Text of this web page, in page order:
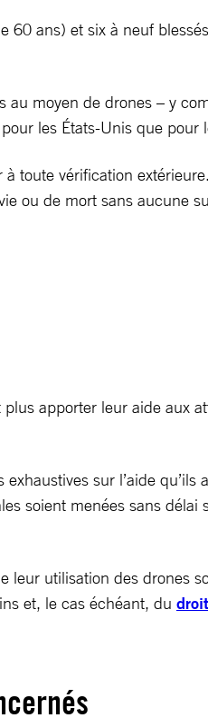
ans) et six à neuf
moyen de drones – y
les États-Unis que pour
toute vérification
ou de mort sans aucune
plus apporter leur aide
sur l’aide
soient menées sans
leur utilisation des
et, le cas échéant, du